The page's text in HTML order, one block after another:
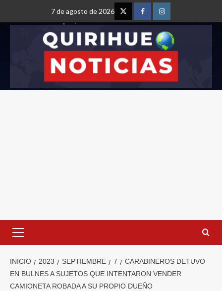
7 de agosto de 2026
INICIO 2023 SEPTIEMBRE 7
CARABINEROS DETUVO
EN BULNES A SUJETOS QUE INTENTARON VENDER
CAMIONETA ROBADA A SU PROPIO DUEÑO